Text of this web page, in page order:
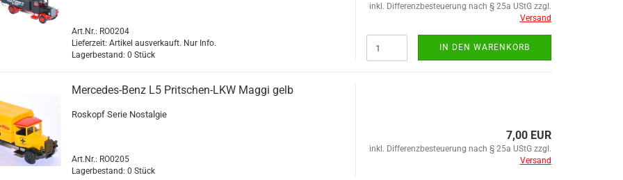
Art.Nr.: RO0204
Lieferzeit: Artikel ausverkauft. Nur Info.
Lagerbestand: 0 Stück
inkl. Differenzbesteuerung nach § 25a UStG zzgl.
Versand
IN DEN WARENKORB
Mercedes-​​Benz L5 Pritschen-​​LKW Maggi gelb
Ro­skopf Serie Nost­al­gie
Art.Nr.: RO0205
Lagerbestand: 0 Stück
7,00 EUR
inkl. Differenzbesteuerung nach § 25a UStG zzgl.
Versand